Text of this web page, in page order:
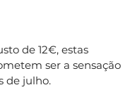
de 12€, estas
ser a sensação
de julho.